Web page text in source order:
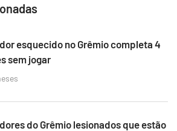
esquecido no Grêmio completa 4
sem jogar
do Grêmio lesionados que estão